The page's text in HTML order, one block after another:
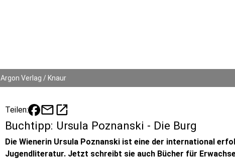
Argon Verlag / Knaur
Teilen: mailopen_in_new
Buchtipp: Ursula Poznanski - Die Burg
Die Wienerin Ursula Poznanski ist eine der international
Jugendliteratur. Jetzt schreibt sie auch Bücher für